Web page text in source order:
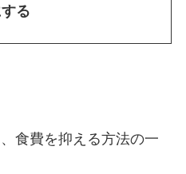
る
食費を抑える方法の一